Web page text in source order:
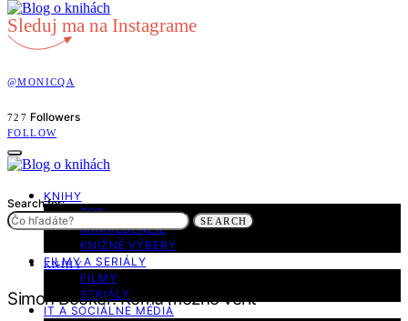
Sleduj ma na Instagrame
@MONICQA
727 Followers
FOLLOW
KNIHY
TOP
MINIRECENZIE
KNIŽNÉ VÝBERY
FILMY A SERIÁLY
FILMY
SERIÁLY
IT A SOCIÁLNE MÉDIÁ
Search for:
SEARCH
KNIHY
Simon Booker: Komu možno veriť